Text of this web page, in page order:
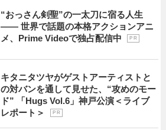
“おっさん剣聖”の一太刀に宿る人生
―― 世界で話題の本格アクションアニ
メ、Prime Videoで独占配信中
P R
キタニタツヤがゲストアーティストと
の対バンを通して見せた、“攻めのモー
ド” 「Hugs Vol.6」神戸公演＜ライブ
レポート＞
P R